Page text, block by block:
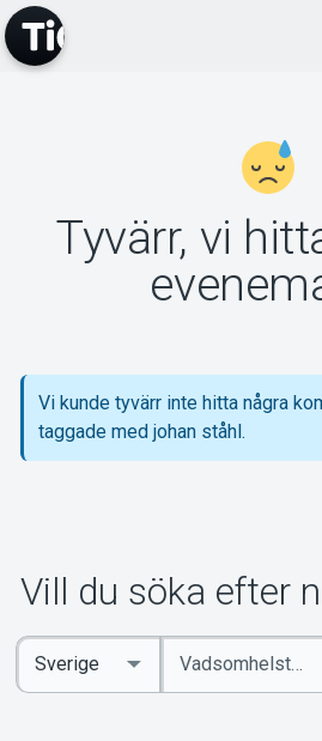
Om
Tyvärr, vi
Vi kunde tyvärr inte hitta några
taggade med johan ståhl.
Vill du söka efter
Ange
sökord
Select
Country